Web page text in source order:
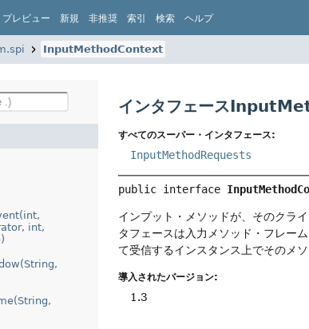
プレビュー 新規 非推奨 索引 検索 ヘルプ
InputMethodContext
int,
インタフェース
すべてのスーパー・インタフェース:
InputMethodRequests
public interface
インプット・メソッドが、そのクラ
タフェースは入力メソッド・フレー
て受信するインスタンス上でそのメ
導入されたバージョン:
1.3